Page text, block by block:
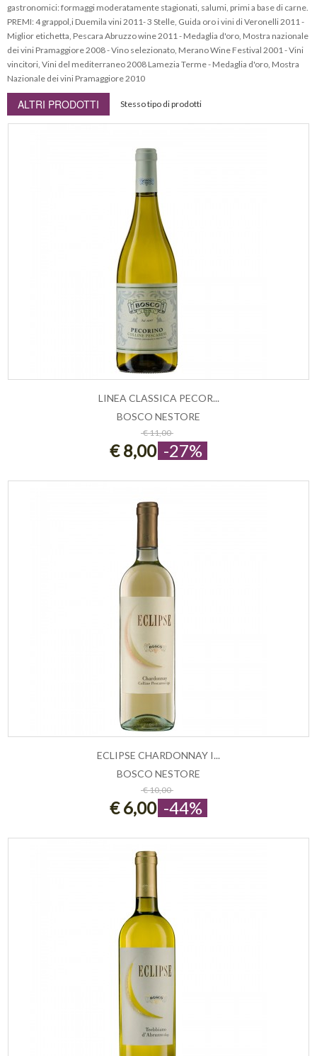
gastronomici: formaggi moderatamente stagionati, salumi, primi a base di carne.
PREMI: 4 grappol,i Duemila vini 2011- 3 Stelle, Guida oro i vini di Veronelli 2011 -
Miglior etichetta, Pescara Abruzzo wine 2011 - Medaglia d'oro, Mostra nazionale
dei vini Pramaggiore 2008 - Vino selezionato, Merano Wine Festival 2001 - Vini
vincitori, Vini del mediterraneo 2008 Lamezia Terme - Medaglia d'oro, Mostra
Nazionale dei vini Pramaggiore 2010
ALTRI PRODOTTI Stesso tipo di prodotti
ESAURITO
LINEA CLASSICA PECOR...
BOSCO NESTORE
€ 11,00
€ 8,00 -27%
ESAURITO
ECLIPSE CHARDONNAY I...
BOSCO NESTORE
€ 10,00
€ 6,00 -44%